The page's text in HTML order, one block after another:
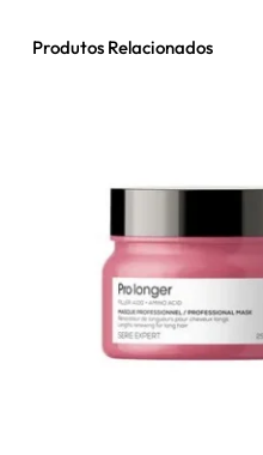
Produtos Relacionados